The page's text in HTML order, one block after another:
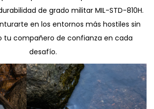
de grado militar MIL-STD-810H.
en los entornos más hostiles sin
tu compañero de confianza en cada
desafío.